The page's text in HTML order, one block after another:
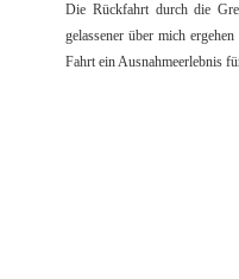
Die Rückfahrt durch die
gelassener über mich
Fahrt ein Ausnahmeerlebnis